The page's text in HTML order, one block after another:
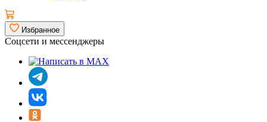
Избранное
Соцсети и мессенджеры